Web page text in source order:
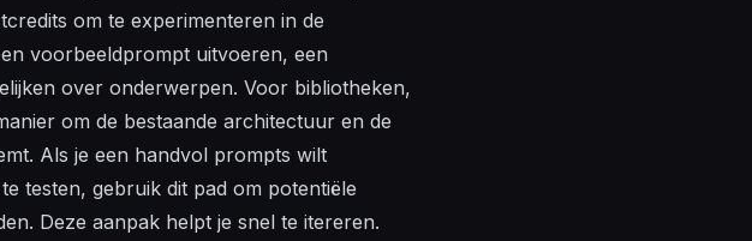
om te experimenteren in de
voorbeeldprompt uitvoeren, een
over onderwerpen. Voor bibliotheken,
om de bestaande architectuur en de
Als je een handvol prompts wilt
testen, gebruik dit pad om potentiële
Deze aanpak helpt je snel te itereren.